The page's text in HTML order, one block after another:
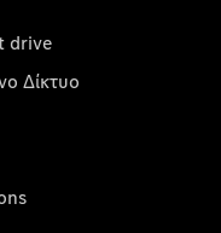
drive
Δίκτυο